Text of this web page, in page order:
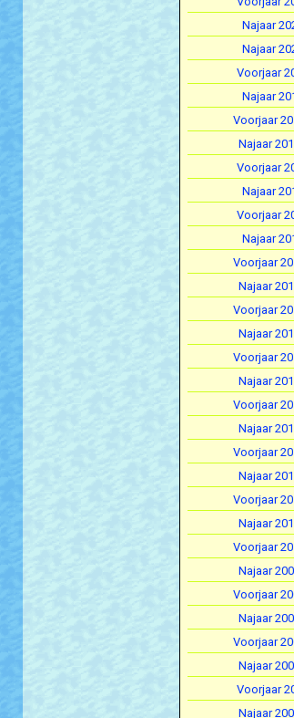
Najaar
Najaar
Voorjaar
Najaar
Voorjaar
Najaar
Voorjaar
Najaar
Voorjaar
Najaar
Voorjaar
Najaar
Voorjaar
Najaar
Voorjaar
Najaar
Voorjaar
Najaar
Voorjaar
Najaar
Voorjaar
Najaar
Voorjaar
Najaar
Voorjaar
Najaar
Voorjaar
Najaar
Voorjaar
Najaar